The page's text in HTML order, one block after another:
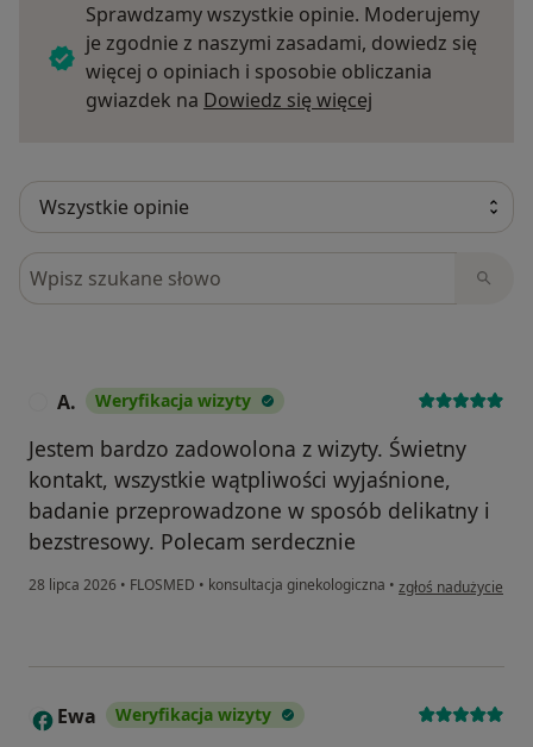
Sprawdzamy wszystkie opinie. Moderujemy
je zgodnie z naszymi zasadami, dowiedz się
więcej o opiniach i sposobie obliczania
gwiazdek na Dowiedz się więcej
Szukaj w opiniach
A. Weryfikacja wizyty
Jestem bardzo zadowolona z wizyty. Świetny
kontakt, wszystkie wątpliwości wyjaśnione,
badanie przeprowadzone w sposób delikatny i
bezstresowy. Polecam serdecznie
28 lipca 2026 • FLOSMED • konsultacja ginekologiczna • w opinii
zgłoś nadużycie
E Ewa Weryfikacja wizyty